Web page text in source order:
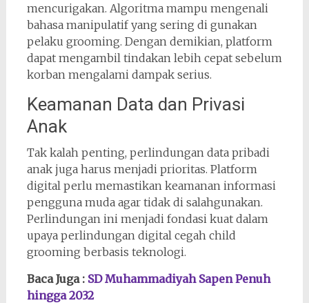
mencurigakan. Algoritma mampu mengenali
bahasa manipulatif yang sering di gunakan
pelaku grooming. Dengan demikian, platform
dapat mengambil tindakan lebih cepat sebelum
korban mengalami dampak serius.
Keamanan Data dan Privasi
Anak
Tak kalah penting, perlindungan data pribadi
anak juga harus menjadi prioritas. Platform
digital perlu memastikan keamanan informasi
pengguna muda agar tidak di salahgunakan.
Perlindungan ini menjadi fondasi kuat dalam
upaya perlindungan digital cegah child
grooming berbasis teknologi.
Baca Juga : SD Muhammadiyah Sapen Penuh
hingga 2032